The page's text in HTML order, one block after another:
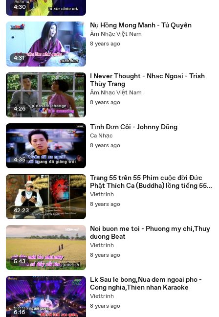
4:30
4:31
Nụ Hồng Mong Manh - Tú Quyên
Âm Nhạc Việt Nam
8 years ago
4:26
I Never Thought - Nhạc Ngoại - Trish
Thùy Trang
Âm Nhạc Việt Nam
8 years ago
4:35
Tình Đơn Côi - Johnny Dũng
Ca Nhạc
8 years ago
42:23
Trang 55 trên 55 Phim cuộc đời Đức
Phật Thích Ca (Buddha) lồng tiếng 55
tập trọn bộ
Viettrinh
8 years ago
5:43
Noi buon me toi - Phuong my chi,Thuy
duong Beat
Viettrinh
8 years ago
6:16
Lk Sau le bong,Nua dem ngoai pho -
Cong nghia,Thien nhan Karaoke
Viettrinh
8 years ago